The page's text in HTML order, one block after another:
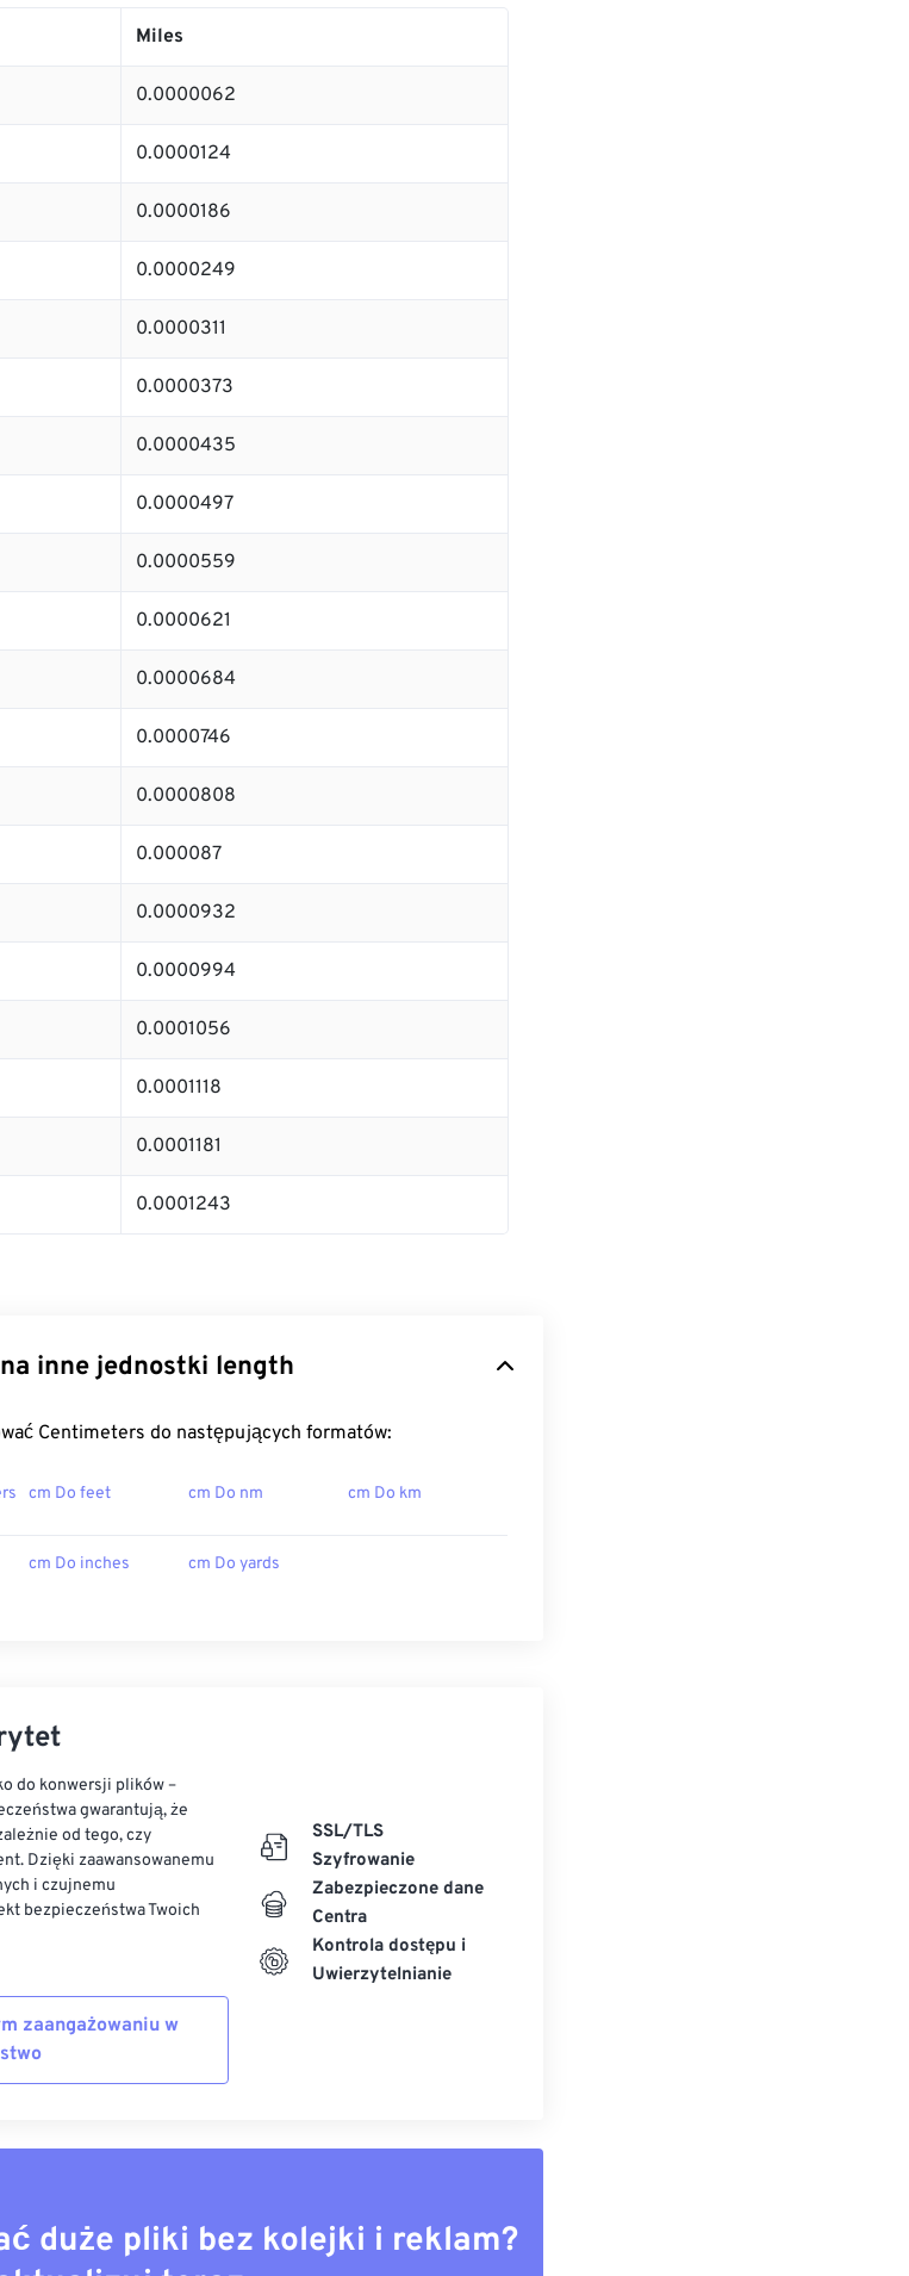
Miles
0.0000062
0.0000124
0.0000186
0.0000249
0.0000311
0.0000373
0.0000435
0.0000497
0.0000559
0.0000621
0.0000684
0.0000746
0.0000808
0.000087
0.0000932
0.0000994
0.0001056
0.0001118
0.0001181
0.0001243
inne jednostki length
Centimeters do następujących formatów:
cm Do feet cm Do nm cm Do km
cm Do inches cm Do yards
do konwersji plików –
gwarantują, że
od tego, czy
Dzięki zaawansowanemu
i czujnemu
bezpieczeństwa Twoich
zaangażowaniu w
SSL/TLS
Szyfrowanie
Zabezpieczone dane
Centra
Kontrola dostępu i
Uwierzytelnianie
duże pliki bez kolejki i reklam?